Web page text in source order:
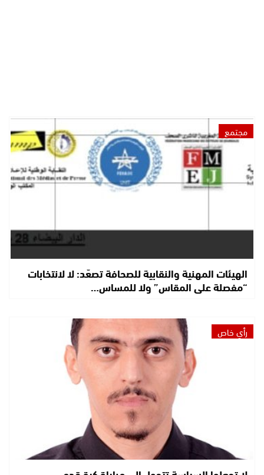
مجتمع
الهيئات المهنية والنقابية للصحافة تصعّد: لا لانتخابات
“مفصلة على المقاس” ولا للمساس…
رأي خاص